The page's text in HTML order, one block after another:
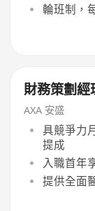
輪班制，
財務策劃經
AXA 安盛
具競爭力
提成
入職首年
提供全面